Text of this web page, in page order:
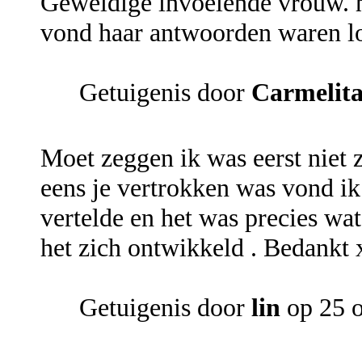
vond haar antwoorden
Getuigenis door
Moet zeggen ik was eerst niet
eens je vertrokken was vond
vertelde en het was precies
het zich ontwikkeld . Bedankt
Getuigenis door lin op 25